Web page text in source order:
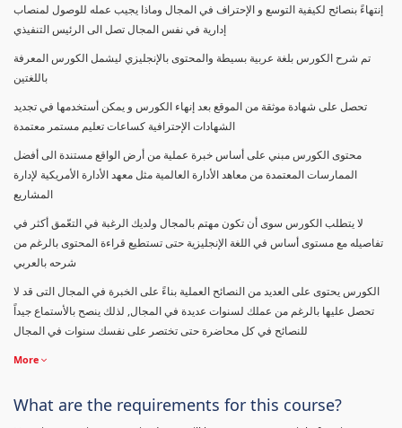
إنتهاءً بنصائح لكيفية التوسع و الإحتراف في المجال وماذا يجيب عمله للوصول لمنصاب
إدارية في نفس المجال تصل الى الرئيس التنفيذي
تم شرح الكورس بلغة عربية بسيطة والمحتوى بالإنجليزي ليشمل الكورس المعرفة
باللغتين
تحصل على شهادة موثقة من الموقع بعد إنهاء الكورس و يمكن أستخدمها في تجديد
الشهادات الإحترافية كساعات تعليم مستمر معتمدة
محتوى الكورس مبني على أساس خبرة عملية من أرض الواقع مستندة الى أفضل
الممارسات المعتمدة من معاهد الأدارة العالمية مثل معهد الأدارة الأمريكية لإدارة
المشاريع
لا يتطلب الكورس سوى أن تكون مهتم بالمجال ولديك الرغبة في التعّمق أكثر في
تفاصيله مع مستوى أساس في اللغة الإنجليزية حتى تستطيع قراءة المحتوى بالرغم من
شرحه بالعربي
الكورس يحتوى على العديد من النصائح العملية بناءً على الخبرة في المجال التى قد لا
تحصل عليها بالرغم من عملك لسنوات عديدة في المجال, لذلك ينصح بالأستماع جيداً
للنصائح في كل محاضرة حتى تختصر على نفسك سنوات في المجال
More
What are the requirements for this course?